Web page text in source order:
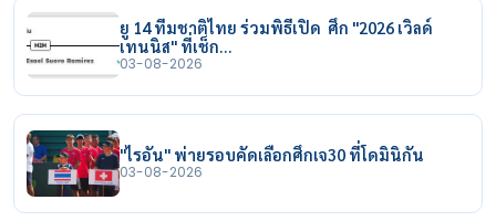
ยู 14 ทีมชาติไทย ร่วมพิธีเปิด ศึก "2026 เวิลด์
เทนนิส" ที่เช็ก…
03-08-2026
"ไรอัน" พ่ายรอบคัดเลือกศึกเจ30 ที่โดมินิกัน
03-08-2026